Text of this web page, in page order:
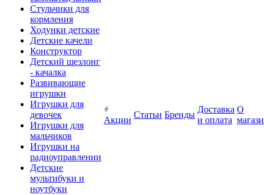
Стульчики для
кормления
Ходунки детские
Детские качели
Конструктор
Детский шезлонг
- качалка
Развивающие
игрушки
Игрушки для
девочек
Игрушки для
мальчиков
Игрушки на
радиоуправлении
Детские
мультибуки и
ноутбуки
Акции
Статьи Бренды
Доставка
и оплата
О